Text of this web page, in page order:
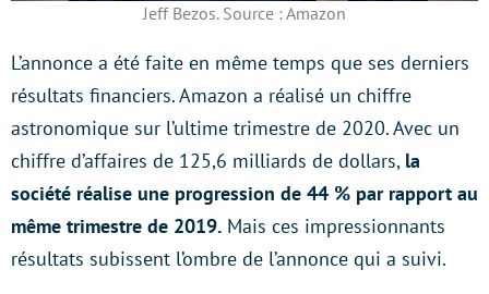
Jeff Bezos. Source : Amazon
L’annonce a été faite en même temps que ses derniers
résultats financiers. Amazon a réalisé un chiffre
astronomique sur l’ultime trimestre de 2020. Avec un
chiffre d’affaires de 125,6 milliards de dollars, la
société réalise une progression de 44 % par rapport au
même trimestre de 2019. Mais ces impressionnants
résultats subissent l’ombre de l’annonce qui a suivi.